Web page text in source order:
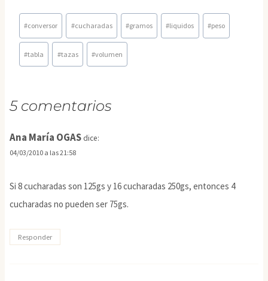
Etiquetas
de
la
#conversor #cucharadas #gramos #liquidos #peso
#tabla #tazas #volumen
5 comentarios
Ana María OGAS dice:
04/03/2010 a las 21:58
Si 8 cucharadas son 125gs y 16 cucharadas 250gs, entonces 4
cucharadas no pueden ser 75gs.
Responder